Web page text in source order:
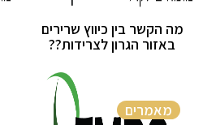
מה הקשר בין כיווץ שרירים
באזור הגרון לצרידות??
מאמרים